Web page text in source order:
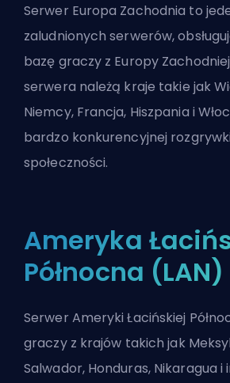
Serwer Europa Zachodnia to
zaludnionych serwerów,
bazę graczy z Europy
serwera należą kraje takie jak
Niemcy, Francja, Hiszpania i
bardzo konkurencyjnej
społeczności.
Ameryka
Północna (LAN)
Serwer Ameryki Łacińskiej
graczy z krajów takich jak
Salwador, Honduras, Nikaragua i